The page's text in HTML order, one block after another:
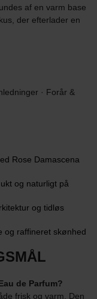
af en varm base
der efterlader en
· Forår &
Rose Damascena
og naturligt på
og tidløs
og raffineret skønhed
de Parfum?
frisk og varm. Den